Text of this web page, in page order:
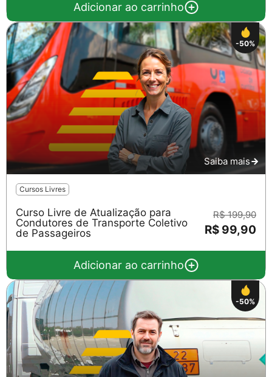
Adicionar ao carrinho
-50%
Saiba mais
Cursos Livres
Curso Livre de Atualização para
Condutores de Transporte Coletivo
de Passageiros
R$ 199,90
R$ 99,90
Adicionar ao carrinho
-50%